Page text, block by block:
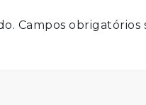
Campos obrigatórios